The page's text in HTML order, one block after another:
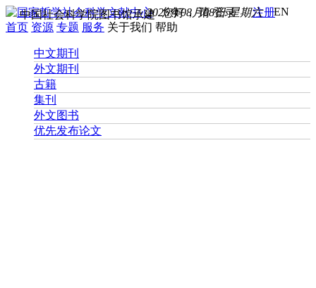
您好， 请登录 注册EN
2026年08月08日 星期六
中国社会科学院图书馆承建
首页 资源 专题 服务 关于我们 帮助
中文期刊
外文期刊
古籍
集刊
外文图书
优先发布论文